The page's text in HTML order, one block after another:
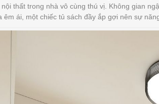
thất trong nhà vô cùng thú vị. Không gian
êm ái, một chiếc tủ sách đầy ắp gợi nên sự